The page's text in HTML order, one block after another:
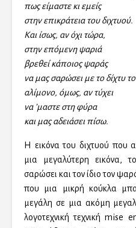
πως είμαστε κι εμείς
στην επικράτεια του διχτυού.
Και ίσως, αν όχι τώρα,
στην επόμενη ψαριά
βρεθεί κάποιος ψαράς
να μας σαρώσει με το δίχτυ
αλίμονο, όμως, αν τύχει
να ’μαστε στη φύρα
και μας αδειάσει πίσω.
Η εικόνα του διχτυού που
μια μεγαλύτερη εικόνα,
σαρώσει και τον ίδιο τον
που μια μικρή κούκλα
μεγάλη σε μια ακόμη
λογοτεχνική τεχνική mise